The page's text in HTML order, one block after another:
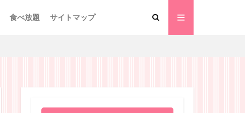
食べ放題 サイトマップ